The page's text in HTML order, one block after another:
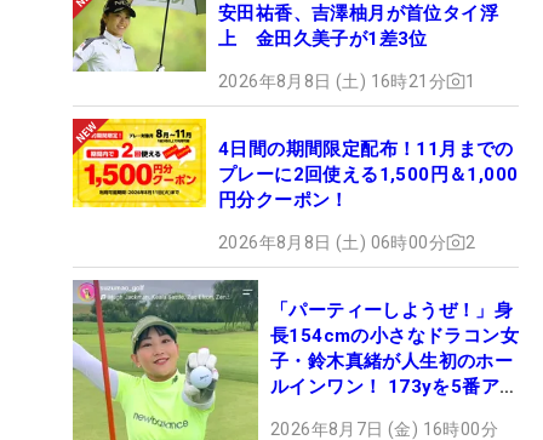
安田祐香、吉澤柚月が首位タイ浮
上 金田久美子が1差3位
2026年8月8日 (土) 16時21分 1
4日間の期間限定配布！11月までの
プレーに2回使える1,500円＆1,000
円分クーポン！
2026年8月8日 (土) 06時00分 2
「パーティーしようぜ！」身
長154cmの小さなドラコン女
子・鈴木真緒が人生初のホー
ルインワン！ 173yを5番アイ
2026年8月7日 (金) 16時00分